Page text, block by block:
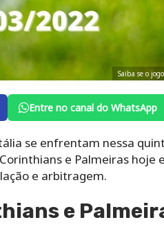
Saiba se o
Entre no canal do WhatsApp
se enfrentam nessa
e Palmeiras
e arbitragem.
e